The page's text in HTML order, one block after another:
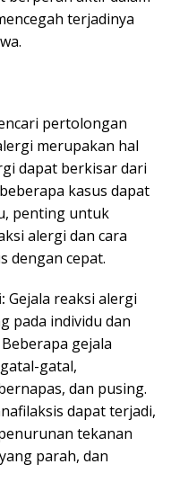
terjadinya
pertolongan
merupakan hal
dapat berkisar dari
kasus dapat
penting untuk
alergi dan cara
dengan cepat.
Gejala reaksi alergi
pada individu dan
gejala
gatal,
dan pusing.
dapat terjadi,
tekanan
parah, dan